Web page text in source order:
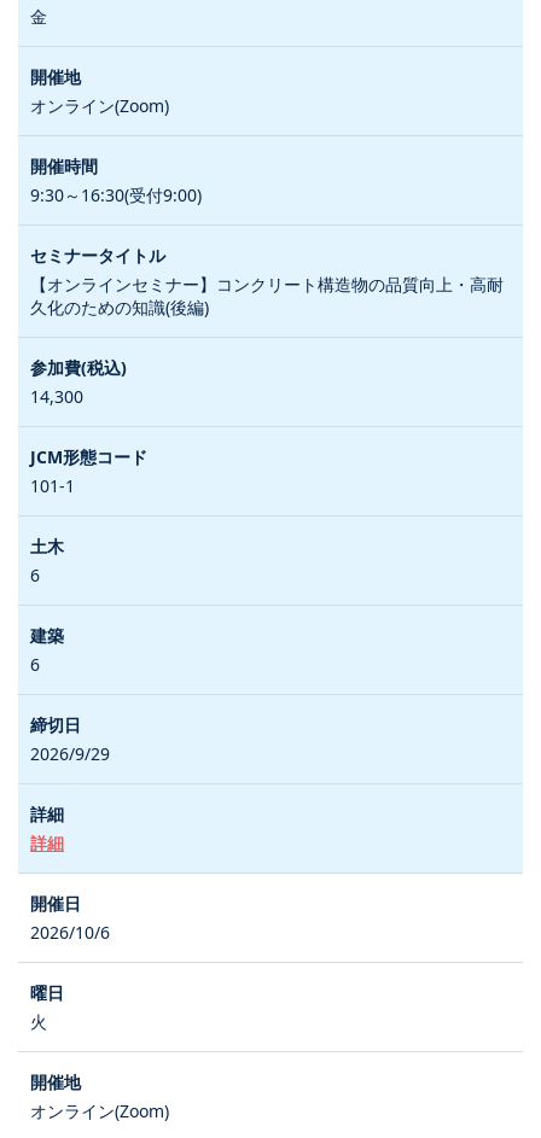
金
オンライン(Zoom)
9:30～16:30(受付9:00)
【オンラインセミナー】コンクリート構造物の品質向上・高耐
久化のための知識(後編)
14,300
101-1
6
6
2026/9/29
詳細
2026/10/6
火
オンライン(Zoom)